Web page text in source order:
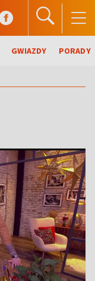
GWIAZDY PORADY